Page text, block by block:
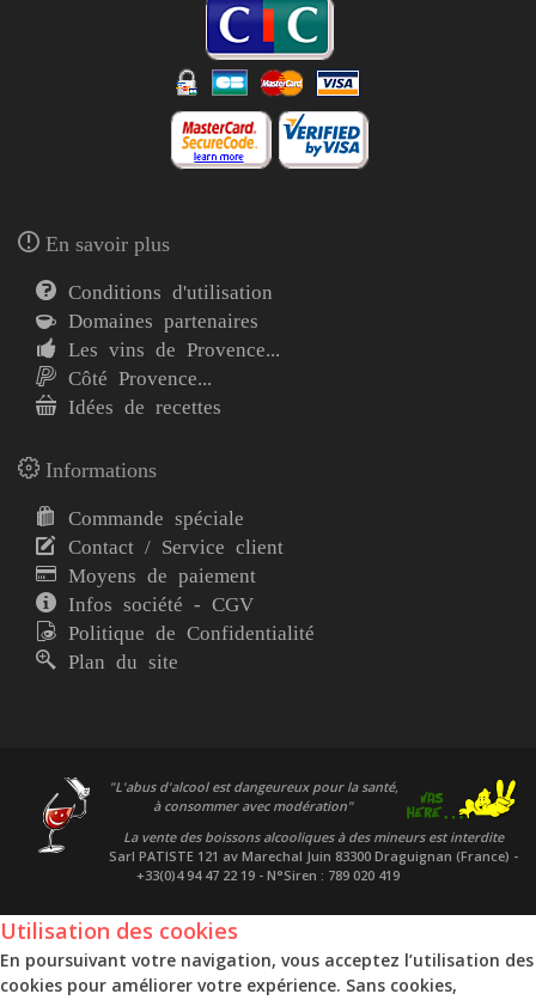
En savoir plus
Conditions d'utilisation
Domaines partenaires
Les vins de Provence...
Côté Provence...
Idées de recettes
Informations
Commande spéciale
Contact / Service client
Moyens de paiement
Infos société - CGV
Politique de Confidentialité
Plan du site
"L'abus d'alcool est dangeureux pour la santé,
à consommer avec modération"
La vente des boissons alcooliques à des mineurs est interdite
Sarl PATISTE 121 av Marechal Juin 83300 Draguignan (France) -
+33(0)4 94 47 22 19 - N°Siren : 789 020 419
Utilisation des cookies
En poursuivant votre navigation, vous acceptez l’utilisation des
cookies pour améliorer votre expérience. Sans cookies,